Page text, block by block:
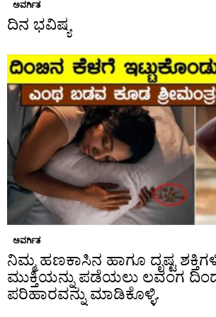
ಅವರ್ಗಿತ
ದಿನ ಭವಿಷ್ಯ
ಅವರ್ಗಿತ
ನಿಮ್ಮ ಹಣಕಾಸಿನ ಹಾಗೂ ದೃಷ್ಟ
ಮುಕ್ತಿಯನ್ನು ಪಡೆಯಲು ಲವಂಗ
ಪರಿಹಾರವನ್ನು ಮಾಡಿಕೊಳ್ಳಿ.